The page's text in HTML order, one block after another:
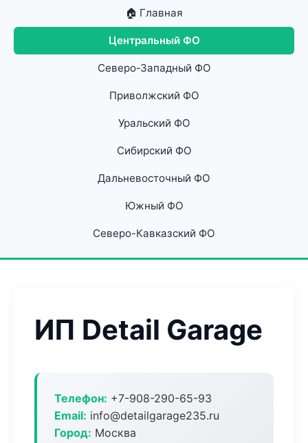
🏠 Главная
Центральный ФО
Северо-Западный ФО
Приволжский ФО
Уральский ФО
Сибирский ФО
Дальневосточный ФО
Южный ФО
Северо-Кавказский ФО
ИП Detail Garage
Телефон: +7-908-290-65-93
Email: info@detailgarage235.ru
Город: Москва